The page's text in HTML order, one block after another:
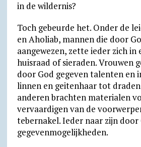
in de wildernis?
Toch gebeurde het. Onder de
en Aholiab, mannen die door
aangewezen, zette ieder zich in
huisraad of sieraden. Vrouwen
door God gegeven talenten en
linnen en geitenhaar tot
anderen brachten materialen
vervaardigen van de
tebernakel. Ieder naar zijn door
gegevenmogelijkheden.